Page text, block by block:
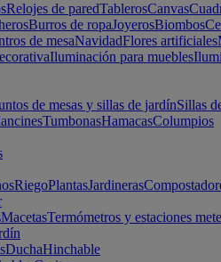
Relojes de paredTablerosCanvas
Burros de ropaJoyerosBiombos
de mesaNavidadFlores artificiales
Iluminación para muebles
de mesas y sillas de jardínSillas
TumbonasHamacasColumpios
RiegoPlantasJardineras
MacetasTermómetros y estaciones
DuchaHinchable